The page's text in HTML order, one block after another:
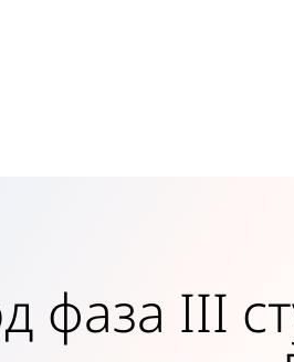
фаза III